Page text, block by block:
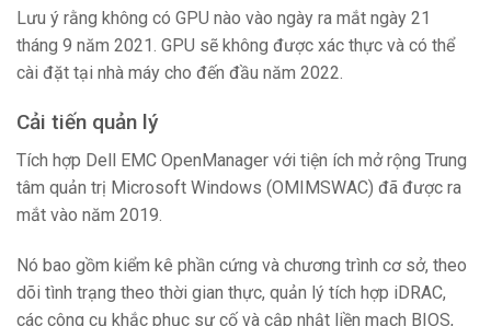
Lưu ý rằng không có GPU nào vào ngày ra mắt ngày 21
tháng 9 năm 2021. GPU sẽ không được xác thực và có thể
cài đặt tại nhà máy cho đến đầu năm 2022.
Cải tiến quản lý
Tích hợp Dell EMC OpenManager với tiện ích mở rộng Trung
tâm quản trị Microsoft Windows (OMIMSWAC) đã được ra
mắt vào năm 2019.
Nó bao gồm kiểm kê phần cứng và chương trình cơ sở, theo
dõi tình trạng theo thời gian thực, quản lý tích hợp iDRAC,
các công cụ khắc phục sự cố và cập nhật liền mạch BIOS,